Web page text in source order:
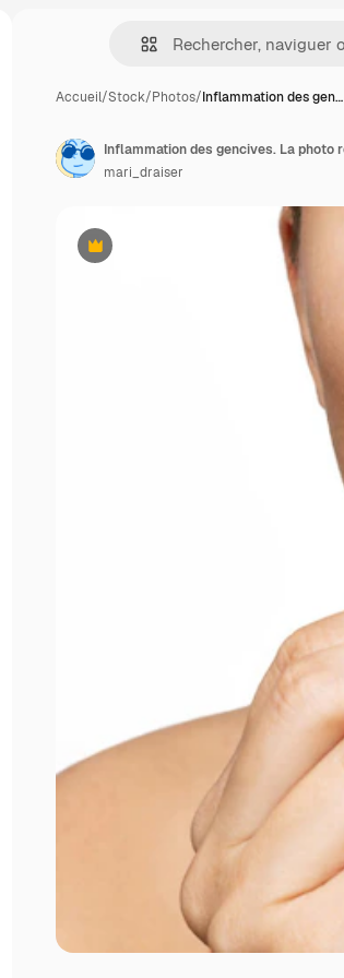
Accueil/Stock/Photos/Inflammation des gen…
Premium
mari_draiser